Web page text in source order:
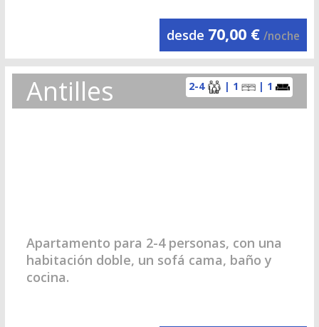
desde 70,00 € /noche
Antilles 2-4 | 1 | 1
Apartamento para 2-4 personas, con una
habitación doble, un sofá cama, baño y
cocina.